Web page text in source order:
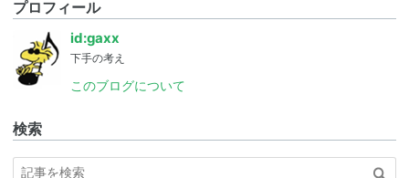
プロフィール
id:gaxx
下手の考え
このブログについて
検索